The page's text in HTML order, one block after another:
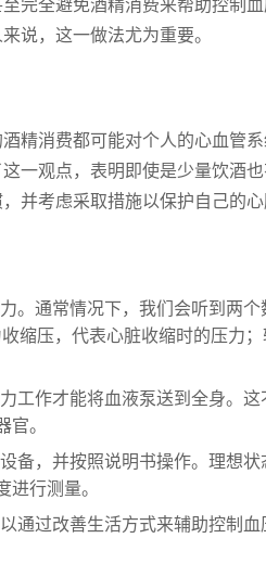
完全避免酒精消费来帮助控制血
说，这一做法尤为重要。
精消费都可能对个人的心血管
一观点，表明即使是少量饮酒
并考虑采取措施以保护自己的心
。通常情况下，我们会听到两个
缩压，代表心脏收缩时的压力；
工作才能将血液泵送到全身。
。
备，并按照说明书操作。理想状
行测量。
通过改善生活方式来辅助控制